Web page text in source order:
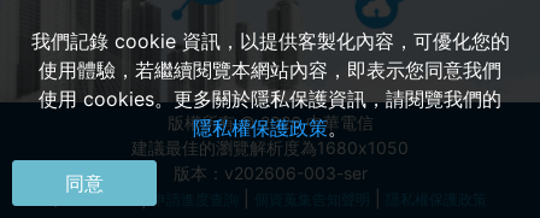
版權所有 © 2026 中華電信
建議最佳的瀏覽解析度為1680x1050
版本：v202606-003-ser
障礙申告 申請進度查詢
我們記錄 cookie 資訊，以提供客製化內容，可優化您的
使用體驗，若繼續閱覽本網站內容，即表示您同意我們
使用 cookies。更多關於隱私保護資訊，請閱覽我們的
隱私權保護政策。
同意